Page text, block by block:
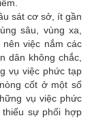
sát cơ sở, ít gần
sâu, vùng xa,
việc nắm các
dân không chắc,
vụ việc phức tạp
cốt ở một số
vụ việc phức
sự phối hợp